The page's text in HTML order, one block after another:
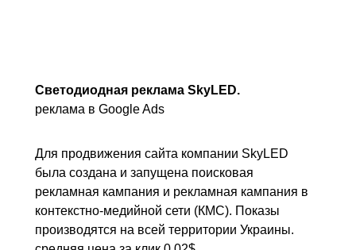
Светодиодная реклама SkyLED.
реклама в Google Ads
Для продвижения сайта компании SkyLED
была создана и запущена поисковая
рекламная кампания и рекламная кампания в
контекстно-медийной сети (КМС). Показы
производятся на всей территории Украины.